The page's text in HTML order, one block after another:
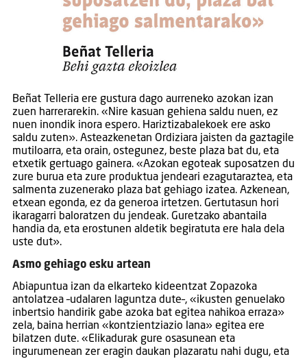
Beñat Telleria ere gustura dago aurreneko azokan izan
zuen harrerarekin. «Nire kasuan gehiena saldu nuen, ez
nuen inondik inora espero. Hariztizabalekoek ere asko
saldu zuten». Asteazkenetan Ordiziara jaisten da gaztagile
mutiloarra, eta orain, ostegunez, beste plaza bat du, eta
etxetik gertuago gainera. «Azokan egoteak suposatzen du
zure burua eta zure produktua jendeari ezagutaraztea, eta
salmenta zuzenerako plaza bat gehiago izatea. Azkenean,
etxean egonda, ez da generoa irtetzen. Gertutasun hori
ikaragarri baloratzen du jendeak. Guretzako abantaila
handia da, eta erostunen aldetik begiratuta ere hala dela
uste dut».
Asmo gehiago esku artean
Abiapuntua izan da elkarteko kideentzat Zopazoka
antolatzea –udalaren laguntza dute–, «ikusten genuelako
inbertsio handirik gabe azoka bat egitea nahikoa erraza»
zela, baina herrian «kontzientziazio lana» egitea ere
bilatzen dute. «Elikadurak gure osasunean eta
ingurumenean zer eragin daukan plazaratu nahi dugu, eta